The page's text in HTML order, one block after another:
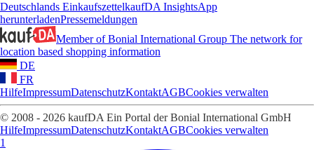
Deutschlands EinkaufszettelkaufDA InsightsApp
herunterladenPressemeldungen
Member of Bonial International Group The network for
location based shopping information
DE
FR
HilfeImpressumDatenschutzKontaktAGBCookies verwalten
© 2008 - 2026 kaufDA Ein Portal der Bonial International GmbH
HilfeImpressumDatenschutzKontaktAGBCookies verwalten
1